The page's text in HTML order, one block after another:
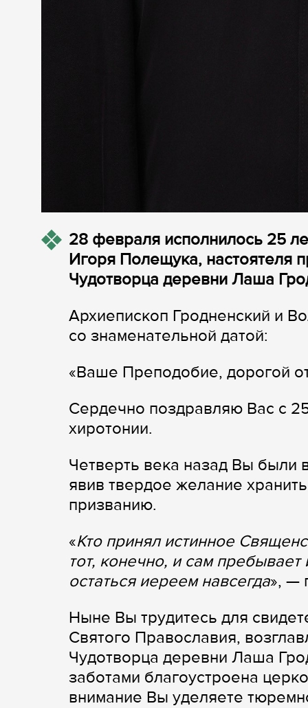
28 февраля исполнилось 25
Игоря Полещука, настоятеля
Чудотворца деревни Лаша
Архиепископ Гродненский и
со знаменательной датой:
«Ваше Преподобие, дорогой
Сердечно поздравляю Вас с
хиротонии.
Четверть века назад Вы были
явив твердое желание
призванию.
«Кто принял истинное
тот, конечно, и сам
остаться иереем навсегда», —
Ныне Вы трудитесь для
Святого Православия,
Чудотворца деревни Лаша
заботами благоустроена
внимание Вы уделяете